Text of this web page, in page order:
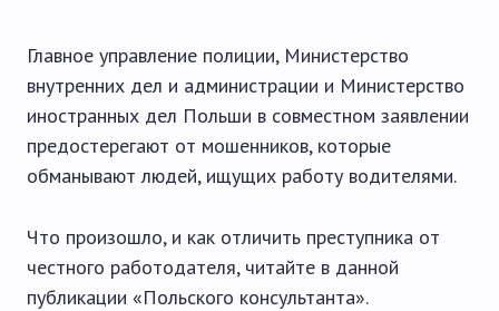
Главное управление полиции, Министерство
внутренних дел и администрации и Министерство
иностранных дел Польши в совместном заявлении
предостерегают от мошенников, которые
обманывают людей, ищущих работу водителями.
Что произошло, и как отличить преступника от
честного работодателя, читайте в данной
публикации «Польского консультанта».